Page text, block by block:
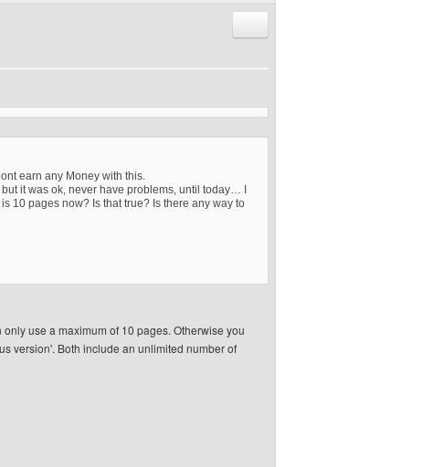
earn any Money with this.
it was ok, never have problems, until today… I
10 pages now? Is that true? Is there any way to
use a maximum of 10 pages. Otherwise you
version'. Both include an unlimited number of